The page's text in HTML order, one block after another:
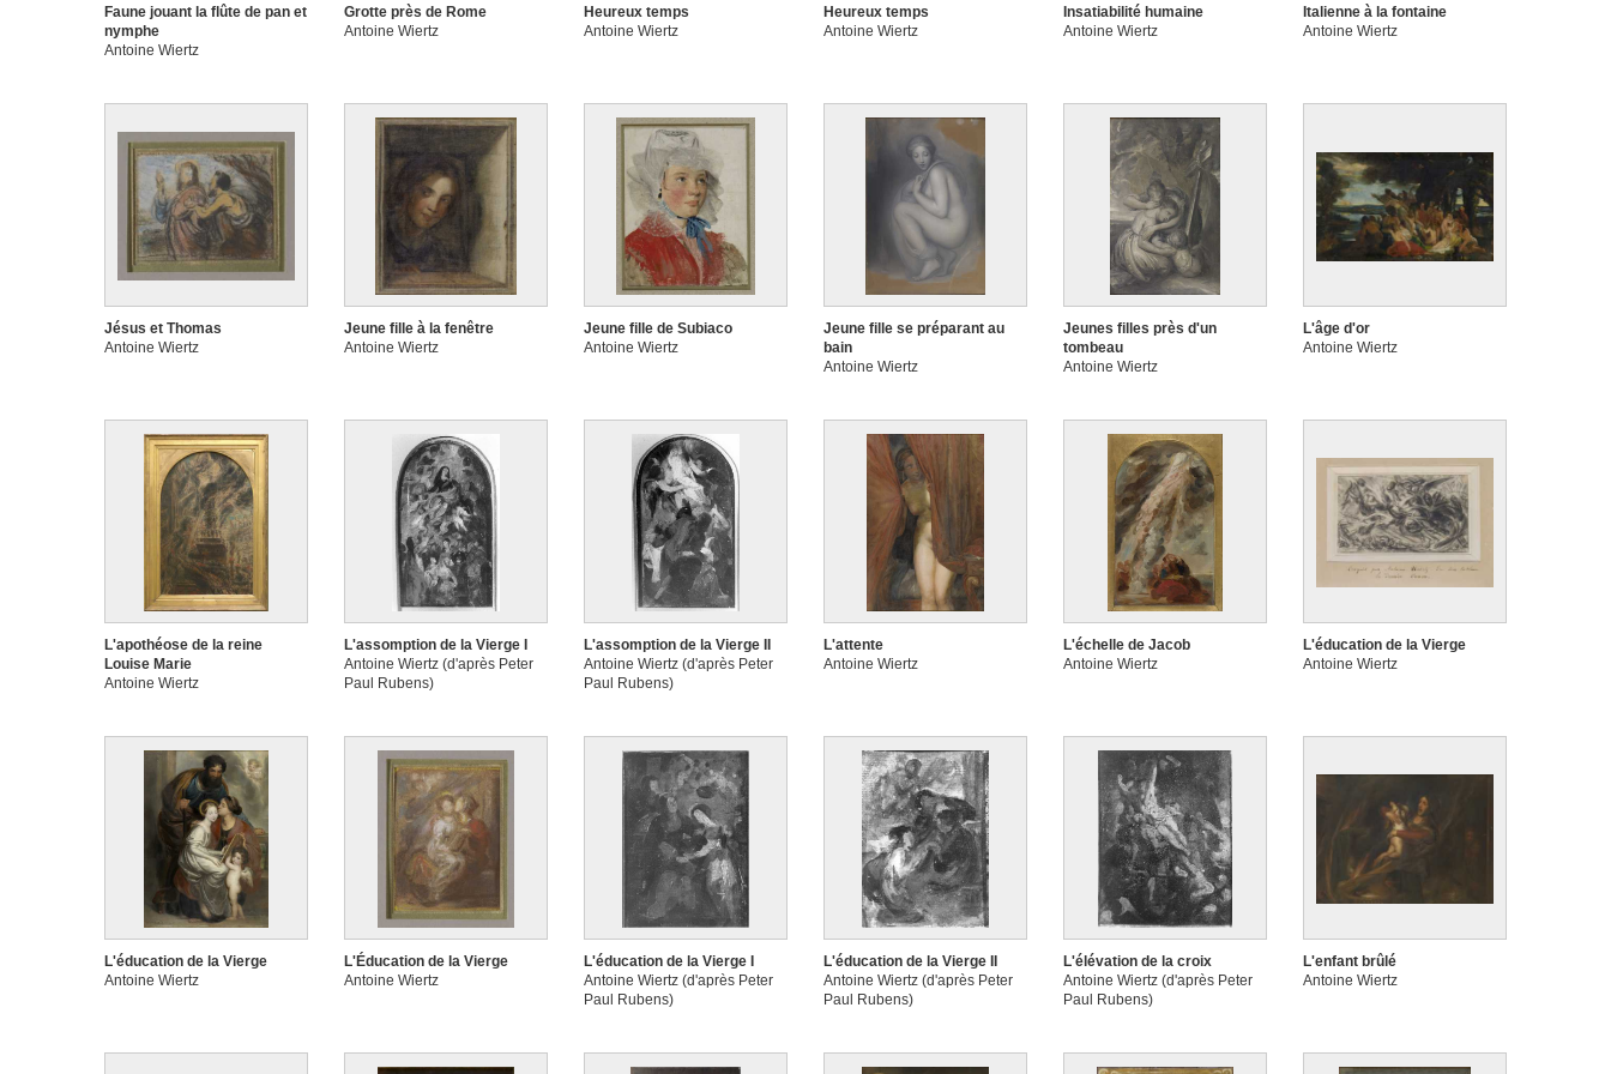
Faune jouant la flûte de pan et
nymphe
Antoine Wiertz
Grotte près de Rome
Antoine Wiertz
Heureux temps
Antoine Wiertz
Heureux temps
Antoine Wiertz
Insatiabilité humaine
Antoine Wiertz
Italienne à la fontaine
Antoine Wiertz
Jésus et Thomas
Antoine Wiertz
Jeune fille à la fenêtre
Antoine Wiertz
Jeune fille de Subiaco
Antoine Wiertz
Jeune fille se préparant au
bain
Antoine Wiertz
Jeunes filles près d'un
tombeau
Antoine Wiertz
L'âge d'or
Antoine Wiertz
L'apothéose de la reine
Louise Marie
Antoine Wiertz
L'assomption de la Vierge I
Antoine Wiertz (d'après Peter
Paul Rubens)
L'assomption de la Vierge II
Antoine Wiertz (d'après Peter
Paul Rubens)
L'attente
Antoine Wiertz
L'échelle de Jacob
Antoine Wiertz
L'éducation de la Vierge
Antoine Wiertz
L'éducation de la Vierge
Antoine Wiertz
L'Éducation de la Vierge
Antoine Wiertz
L'éducation de la Vierge I
Antoine Wiertz (d'après Peter
Paul Rubens)
L'éducation de la Vierge II
Antoine Wiertz (d'après Peter
Paul Rubens)
L'élévation de la croix
Antoine Wiertz (d'après Peter
Paul Rubens)
L'enfant brûlé
Antoine Wiertz